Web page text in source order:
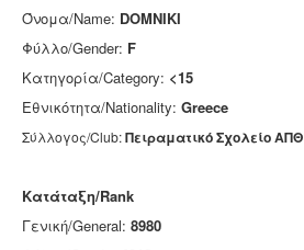
Όνομα/Name: DOMNIKI
Φύλλο/Gender: F
Κατηγορία/Category: <15
Εθνικότητα/Nationality: Greece
Σύλλογος/Club:Πειραματικό Σχολείο ΑΠΘ
Κατάταξη/Rank
Γενική/General: 8980